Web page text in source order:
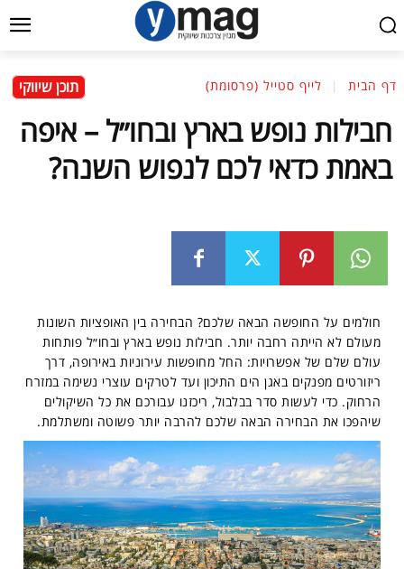
דף הבית לייף סטייל (פרסומת) תוכן שיווקי
חבילות נופש בארץ ובחו״ל – איפה
באמת כדאי לכם לנפוש השנה?
חולמים על החופשה הבאה שלכם? הבחירה בין האופציות השונות
מעולם לא הייתה רחבה יותר. חבילות נופש בארץ ובחו״ל פותחות
עולם שלם של אפשרויות: החל מחופשות עירוניות באירופה, דרך
ריזורטים מפנקים באגן הים התיכון ועד לטרקים עוצרי נשימה במזרח
הרחוק. כדי לעשות סדר בבלבול, ריכזנו עבורכם את כל השיקולים
שיהפכו את הבחירה הבאה שלכם להרבה יותר פשוטה ומשתלמת.